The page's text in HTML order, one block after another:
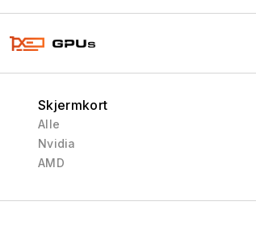
Skjermkort
Alle
Nvidia
AMD